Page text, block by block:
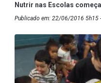
Nutrir nas Escolas
Publicado em: 22/06/2016 5h15